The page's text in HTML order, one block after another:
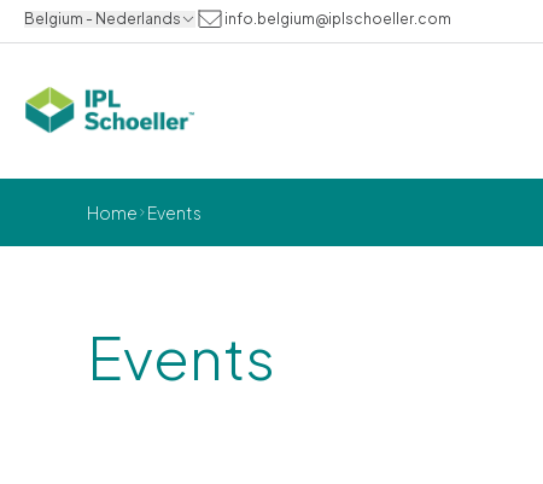
Belgium - Nederlands info.belgium@iplschoeller.com
Home Events
Events